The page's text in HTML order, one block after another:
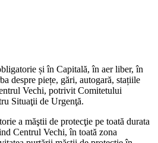
și în Capitală, în aer liber, în
despre piețe, gări, autogară, stațiile
Vechi, potrivit Comitetului
Situaţii de Urgenţă.
a măştii de protecţie pe toată durata
Centrul Vechi, în toată zona